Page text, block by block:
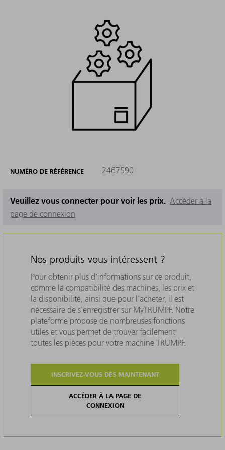
NUMÉRO DE RÉFÉRENCE 2467590
Veuillez vous connecter pour voir les prix. Accéder à la
page de connexion
Nos produits vous intéressent ?
Pour obtenir plus d'informations sur ce produit,
comme la compatibilité des machines, les prix et
la disponibilité, ainsi que pour l'acheter, il est
nécessaire de s'enregistrer sur MyTRUMPF. Notre
plateforme propose de nombreuses fonctions
utiles et vous permet de trouver facilement
toutes les pièces pour votre machine TRUMPF.
INSCRIVEZ-VOUS DÈS MAINTENANT
ACCÉDER À LA PAGE DE
CONNEXION